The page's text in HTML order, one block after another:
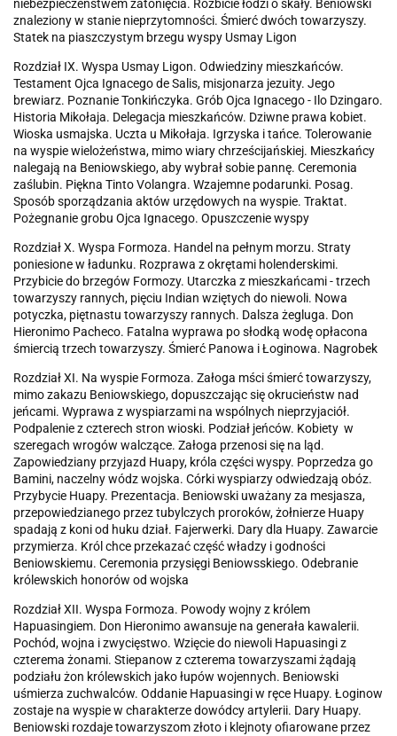
niebezpieczeństwem zatonięcia. Rozbicie łodzi o skały. Beniowski
znaleziony w stanie nieprzytomności. Śmierć dwóch towarzyszy.
Statek na piaszczystym brzegu wyspy Usmay Ligon
Rozdział IX. Wyspa Usmay Ligon. Odwiedziny mieszkańców.
Testament Ojca Ignacego de Salis, misjonarza jezuity. Jego
brewiarz. Poznanie Tonkińczyka. Grób Ojca Ignacego - Ilo Dzingaro.
Historia Mikołaja. Delegacja mieszkańców. Dziwne prawa kobiet.
Wioska usmajska. Uczta u Mikołaja. Igrzyska i tańce. Tolerowanie
na wyspie wielożeństwa, mimo wiary chrześcijańskiej. Mieszkańcy
nalegają na Beniowskiego, aby wybrał sobie pannę. Ceremonia
zaślubin. Piękna Tinto Volangra. Wzajemne podarunki. Posag.
Sposób sporządzania aktów urzędowych na wyspie. Traktat.
Pożegnanie grobu Ojca Ignacego. Opuszczenie wyspy
Rozdział X. Wyspa Formoza. Handel na pełnym morzu. Straty
poniesione w ładunku. Rozprawa z okrętami holenderskimi.
Przybicie do brzegów Formozy. Utarczka z mieszkańcami - trzech
towarzyszy rannych, pięciu Indian wziętych do niewoli. Nowa
potyczka, piętnastu towarzyszy rannych. Dalsza żegluga. Don
Hieronimo Pacheco. Fatalna wyprawa po słodką wodę opłacona
śmiercią trzech towarzyszy. Śmierć Panowa i Łoginowa. Nagrobek
Rozdział XI. Na wyspie Formoza. Załoga mści śmierć towarzyszy,
mimo zakazu Beniowskiego, dopuszczając się okrucieństw nad
jeńcami. Wyprawa z wyspiarzami na wspólnych nieprzyjaciół.
Podpalenie z czterech stron wioski. Podział jeńców. Kobiety w
szeregach wrogów walczące. Załoga przenosi się na ląd.
Zapowiedziany przyjazd Huapy, króla części wyspy. Poprzedza go
Bamini, naczelny wódz wojska. Córki wyspiarzy odwiedzają obóz.
Przybycie Huapy. Prezentacja. Beniowski uważany za mesjasza,
przepowiedzianego przez tubylczych proroków, żołnierze Huapy
spadają z koni od huku dział. Fajerwerki. Dary dla Huapy. Zawarcie
przymierza. Król chce przekazać część władzy i godności
Beniowskiemu. Ceremonia przysięgi Beniowsskiego. Odebranie
królewskich honorów od wojska
Rozdział XII. Wyspa Formoza. Powody wojny z królem
Hapuasingiem. Don Hieronimo awansuje na generała kawalerii.
Pochód, wojna i zwycięstwo. Wzięcie do niewoli Hapuasingi z
czterema żonami. Stiepanow z czterema towarzyszami żądają
podziału żon królewskich jako łupów wojennych. Beniowski
uśmierza zuchwalców. Oddanie Hapuasingi w ręce Huapy. Łoginow
zostaje na wyspie w charakterze dowódcy artylerii. Dary Huapy.
Beniowski rozdaje towarzyszom złoto i klejnoty ofiarowane przez